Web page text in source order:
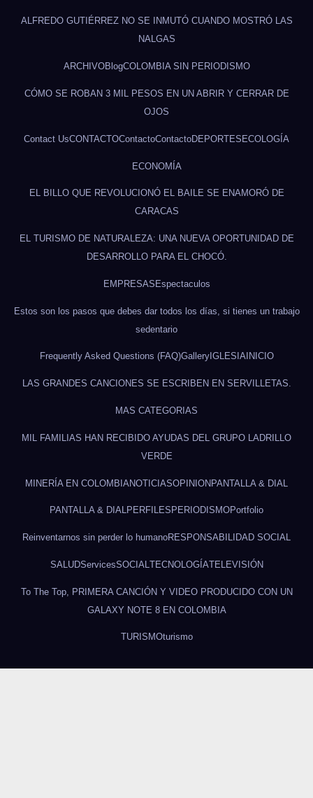
ALFREDO GUTIÉRREZ NO SE INMUTÓ CUANDO MOSTRÓ LAS
NALGAS
ARCHIVOBlogCOLOMBIA SIN PERIODISMO
CÓMO SE ROBAN 3 MIL PESOS EN UN ABRIR Y CERRAR DE
OJOS
Contact UsCONTACTOContactoContactoDEPORTESECOLOGÍA
ECONOMÍA
EL BILLO QUE REVOLUCIONÓ EL BAILE SE ENAMORÓ DE
CARACAS
EL TURISMO DE NATURALEZA: UNA NUEVA OPORTUNIDAD DE
DESARROLLO PARA EL CHOCÓ.
EMPRESAS Espectaculos
Estos son los pasos que debes dar todos los días, si tienes un trabajo
sedentario
Frequently Asked Questions (FAQ)GalleryIGLESIAINICIO
LAS GRANDES CANCIONES SE ESCRIBEN EN SERVILLETAS.
MAS CATEGORIAS
MIL FAMILIAS HAN RECIBIDO AYUDAS DEL GRUPO LADRILLO
VERDE
MINERÍA EN COLOMBIANOTICIASOPINIONPANTALLA & DIAL
PANTALLA & DIALPERFILES PERIODISMOPortfolio
Reinventarnos sin perder lo humanoRESPONSABILIDAD SOCIAL
SALUDServicesSOCIAL TECNOLOGÍATELEVISIÓN
To The Top, PRIMERA CANCIÓN Y VIDEO PRODUCIDO CON UN
GALAXY NOTE 8 EN COLOMBIA
TURISMOturismo